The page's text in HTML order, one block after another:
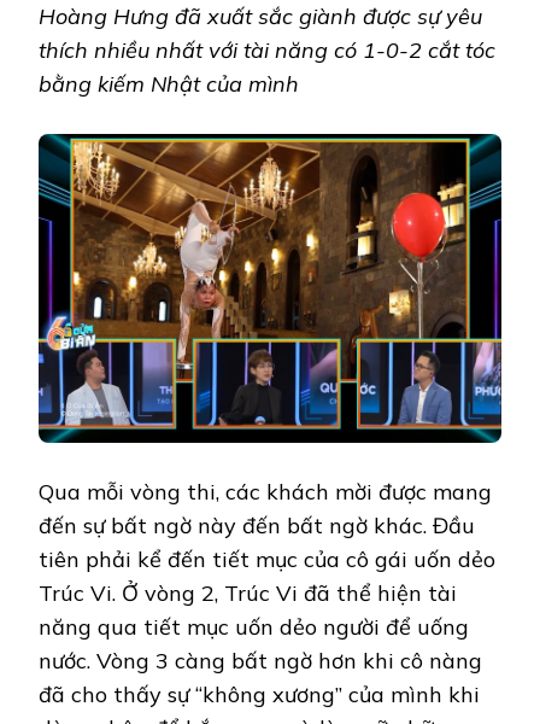
Hoàng Hưng đã xuất sắc giành được sự yêu
thích nhiều nhất với tài năng có 1-0-2 cắt tóc
bằng kiếm Nhật của mình
Qua mỗi vòng thi, các khách mời được mang
đến sự bất ngờ này đến bất ngờ khác. Đầu
tiên phải kể đến tiết mục của cô gái uốn dẻo
Trúc Vi. Ở vòng 2, Trúc Vi đã thể hiện tài
năng qua tiết mục uốn dẻo người để uống
nước. Vòng 3 càng bất ngờ hơn khi cô nàng
đã cho thấy sự “không xương” của mình khi